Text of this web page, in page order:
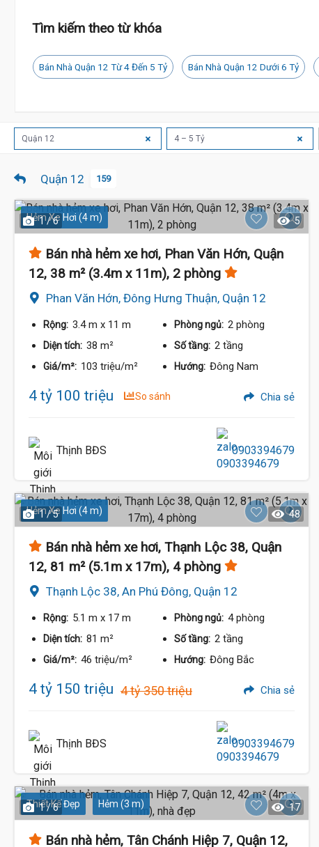
Tìm kiếm theo từ khóa
Bán Nhà Quận 12 Từ 4 Đến 5 Tỷ Bán Nhà Quận 12 Dưới 6 Tỷ
Quận 12 4 – 5 Tỷ
Quận 12 159
Hẻm Xe Hơi (4 m)
1 / 6 5
Bán nhà hẻm xe hơi, Phan Văn Hớn, Quận
12, 38 m² (3.4m x 11m), 2 phòng
Phan Văn Hớn, Đông Hưng Thuận, Quận 12
Rộng: 3.4 m x 11 m Phòng ngủ: 2 phòng
Diện tích: 38 m² Số tầng: 2 tầng
Giá/m²: 103 triệu/m² Hướng: Đông Nam
4 tỷ 100 triệu So sánh Chia sẻ
Thịnh BĐS 0903394679
Hẻm Xe Hơi (4 m)
1 / 5 48
Bán nhà hẻm xe hơi, Thạnh Lộc 38, Quận
12, 81 m² (5.1m x 17m), 4 phòng
Thạnh Lộc 38, An Phú Đông, Quận 12
Rộng: 5.1 m x 17 m Phòng ngủ: 4 phòng
Diện tích: 81 m² Số tầng: 2 tầng
Giá/m²: 46 triệu/m² Hướng: Đông Bắc
4 tỷ 150 triệu 4 tỷ 350 triệu Chia sẻ
Thịnh BĐS 0903394679
Thiết Kế Đẹp Hẻm (3 m)
1 / 6 17
Bán nhà hẻm, Tân Chánh Hiệp 7, Quận 12,